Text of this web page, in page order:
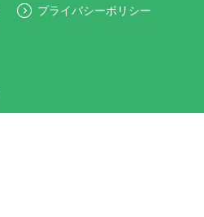
プライバシーポリシー